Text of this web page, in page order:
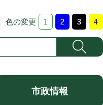
色の変更
市政情報